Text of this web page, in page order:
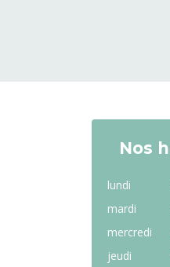
Nos
lundi
mardi
mercredi
jeudi